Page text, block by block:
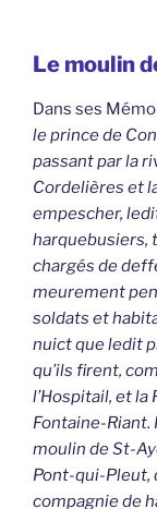
Le moulin
Dans ses
le prince de
passant par la
Cordelières et
empescher,
harquebusiers,
chargés de
meurement
soldats et
nuict que ledit
qu’ils firent,
l’Hospitail, et
Fontaine-
moulin de St-
Pont-qui-Pleut,
compagnie de